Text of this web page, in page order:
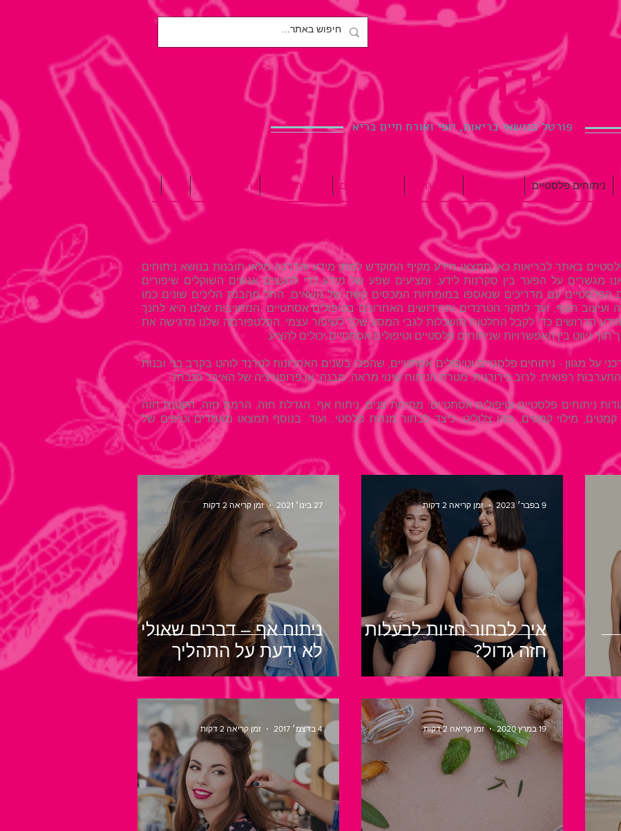
לבריאות.
פורטל בנושאי בריאות, יופי ואורח חיים בריא
ניתוחים פלסטיים כושר גופני רפואת שיניים בריאות הנפש הגיל השלישי עוד
באתר לבריאות כאן תמצאו מידע מקיף המוקדש למתן מידע והדרכה מלאי תובנות בנושא ניתוחים
מגשרים על הפער בין סקרנות לידע, ומציעים שפע של מידע כדי להעצים אנשים השוקלים שיפורים
הפלסטיים עם מדריכים שנאספו במומחיות המכסים קשת של נושאים, החל מהבנת הליכים שונים כמו
הגוף, ועד לחקר הטרנדים והחידושים האחרונים בטיפולים אסתטיים. המחויבות שלנו היא לחנך
הדרושים כדי לקבל החלטות מושכלות לגבי המסע שלך לשיפור עצמי. הפלטפורמה שלנו מדגישה את
תוך ניווט בין האפשרויות שניתוחים פלסטיים וטיפולים אסתטיים יכולים להציע.
על מגוון - ניתוחים פלסטיים וטיפולים אסתטיים, שהפכו בשנים האחרונות לטרנד לוהט בקרב בני ובנות
רפואית, לרוב כירורגית, מטרת הניתוח שינוי מראה, מבנה, או פרופורציה של האיבר הנבחר.
ניתוחים פלסטיים וטיפולים אסתטיים: מתיחת פנים, ניתוח אף, הגדלת חזה, הרמת חזה, הקטנת חזה
מילוי קמטים, מהו צלוליט, כיצד לבחור מנתח פלסטי...ועוד. בנוסף תמצאו מאמרים וטיפים של
איך לבחור חזיות לבעלות
חזה גדול?
9 בפבר׳ 2023 זמן קריאה 2 דקות
ניתוח אף – דברים שאולי
לא ידעת על התהליך
27 בינו׳ 2021 זמן קריאה 2 דקות
19 במרץ 2020 זמן קריאה 2 דקות 4 בדצמ׳ 2017 זמן קריאה 2 דקות